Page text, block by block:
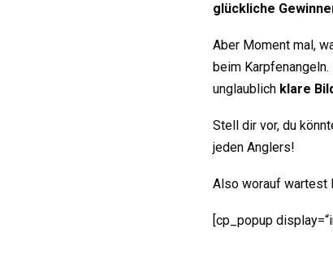
glückliche
Aber Moment mal,
beim
unglaublich klare
Stell dir vor, du
jeden Anglers!
Also worauf wartest
[cp_popup